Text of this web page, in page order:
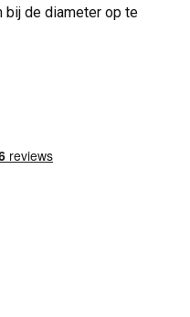
bij de diameter op te